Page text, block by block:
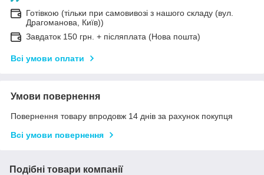
Готівкою (тільки при самовивозі з нашого складу (вул.
Драгоманова, Київ))
Завдаток 150 грн. + післяплата (Нова пошта)
Всі умови оплати
Умови повернення
Повернення товару впродовж 14 днів за рахунок покупця
Всі умови повернення
Подібні товари компанії